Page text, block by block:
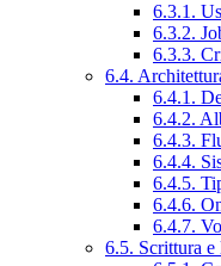
6.3.1.
6.3.2.
6.3.3.
6.4.
6.4.1.
6.4.2.
6.4.3.
6.4.4.
6.4.5.
6.4.6.
6.4.7.
6.5. Scrittura